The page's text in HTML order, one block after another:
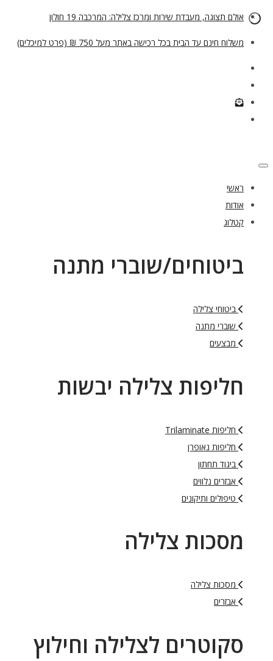
אולם תצוגה, מעבדת שירות ומרכז צלילה: המרכבה 19 חולון
משלוח חינם עד הבית בכל רכישה באתר מעל 750 ₪ (פרט למיכלים)
ראשי
אודות
קטלוג
ביטוחים/שוברי מתנה
ביטוחי צלילה
שוברי מתנה
מבצעים
חליפות צלילה יבשות
חליפות Trilaminate
חליפות נאופרן
ביגוד תחתון
אבזרים נלווים
טיפולים ותיקונים
מסכות צלילה
מסכות צלילה
אבזרים
סקוטרים לצלילה וחילוץ